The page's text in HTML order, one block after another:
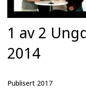
1 av 2
2014
Publisert 2017